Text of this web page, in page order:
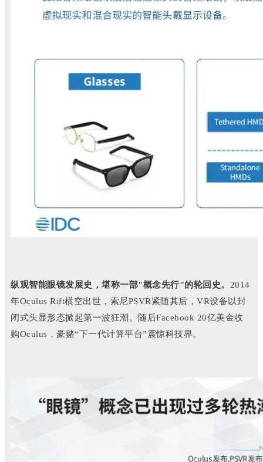
纵观智能眼镜发展史，堪称一部"概念先行"的轮回史。 2014
年Oculus Rift横空出世，索尼PSVR紧随其后，VR设备以封
闭式头显形态掀起第一波狂潮。
随后Facebook 20亿美金收
购Oculus，豪赌“下一代计算平台”震惊科技界。